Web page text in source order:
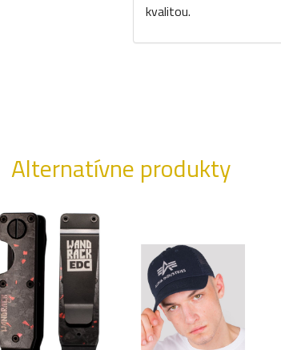
kvalitou.
Alternatívne produkty